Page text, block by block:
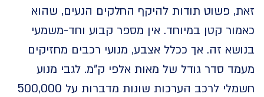
פשוט תודות להיקף החלקים הנעים, שהוא
קטן במיוחד. אין מספר קבוע וחד-משמעי
זה. אך ככלל אצבע, מנועי רכבים מחזיקים
סדר גודל של מאות אלפי ק"מ. לגבי מנוע
חשמלי לרכב הערכות שונות מדברות על 500,000